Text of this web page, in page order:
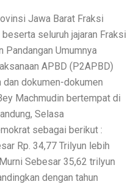
Jawa Barat Fraksi
seluruh jajaran Fraksi
Pandangan Umumnya
APBD (P2APBD)
dokumen-dokumen
Machmudin bertempat di
Selasa
sebagai berikut :
Rp. 34,77 Trilyun lebih
Sebesar 35,62 trilyun
dengan tahun